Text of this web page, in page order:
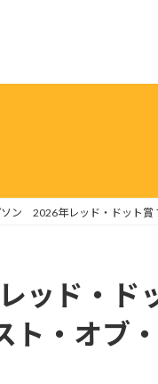
ン 2026年レッド・ドット賞
ド・ド
ト・オブ